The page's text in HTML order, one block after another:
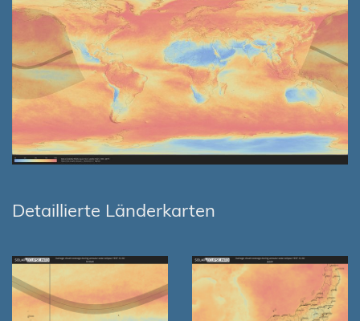
Detaillierte Länderkarten